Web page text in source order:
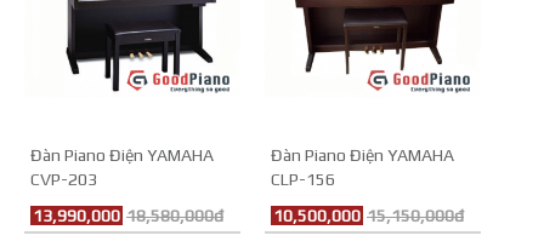
Đàn Piano Điện YAMAHA
CVP-203
13,990,000 18,580,000đ
Đàn Piano Điện YAMAHA
CLP-156
10,500,000 15,150,000đ